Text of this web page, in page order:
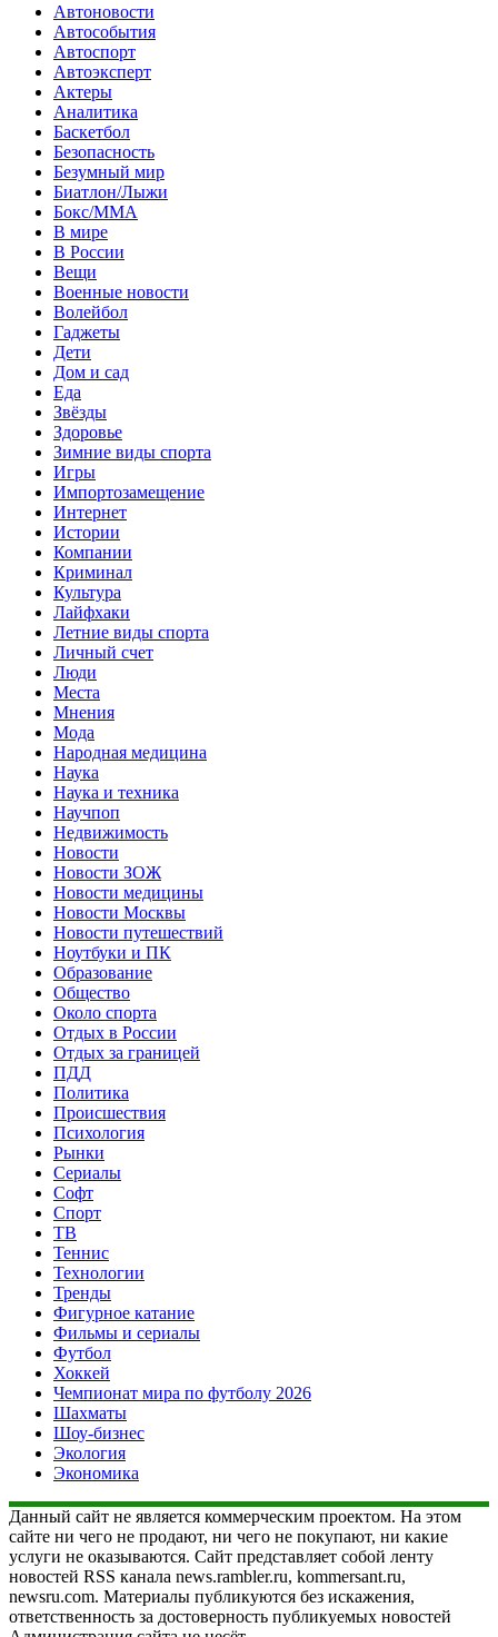
Автоновости
Автособытия
Автоспорт
Автоэксперт
Актеры
Аналитика
Баскетбол
Безопасность
Безумный мир
Биатлон/Лыжи
Бокс/MMA
В мире
В России
Вещи
Военные новости
Волейбол
Гаджеты
Дети
Дом и сад
Еда
Звёзды
Здоровье
Зимние виды спорта
Игры
Импортозамещение
Интернет
Истории
Компании
Криминал
Культура
Лайфхаки
Летние виды спорта
Личный счет
Люди
Места
Мнения
Мода
Народная медицина
Наука
Наука и техника
Научпоп
Недвижимость
Новости
Новости ЗОЖ
Новости медицины
Новости Москвы
Новости путешествий
Ноутбуки и ПК
Образование
Общество
Около спорта
Отдых в России
Отдых за границей
ПДД
Политика
Происшествия
Психология
Рынки
Сериалы
Софт
Спорт
ТВ
Теннис
Технологии
Тренды
Фигурное катание
Фильмы и сериалы
Футбол
Хоккей
Чемпионат мира по футболу 2026
Шахматы
Шоу-бизнес
Экология
Экономика
Данный сайт не является коммерческим проектом. На этом
сайте ни чего не продают, ни чего не покупают, ни какие
услуги не оказываются. Сайт представляет собой ленту
новостей RSS канала news.rambler.ru, kommersant.ru,
newsru.com. Материалы публикуются без искажения,
ответственность за достоверность публикуемых новостей